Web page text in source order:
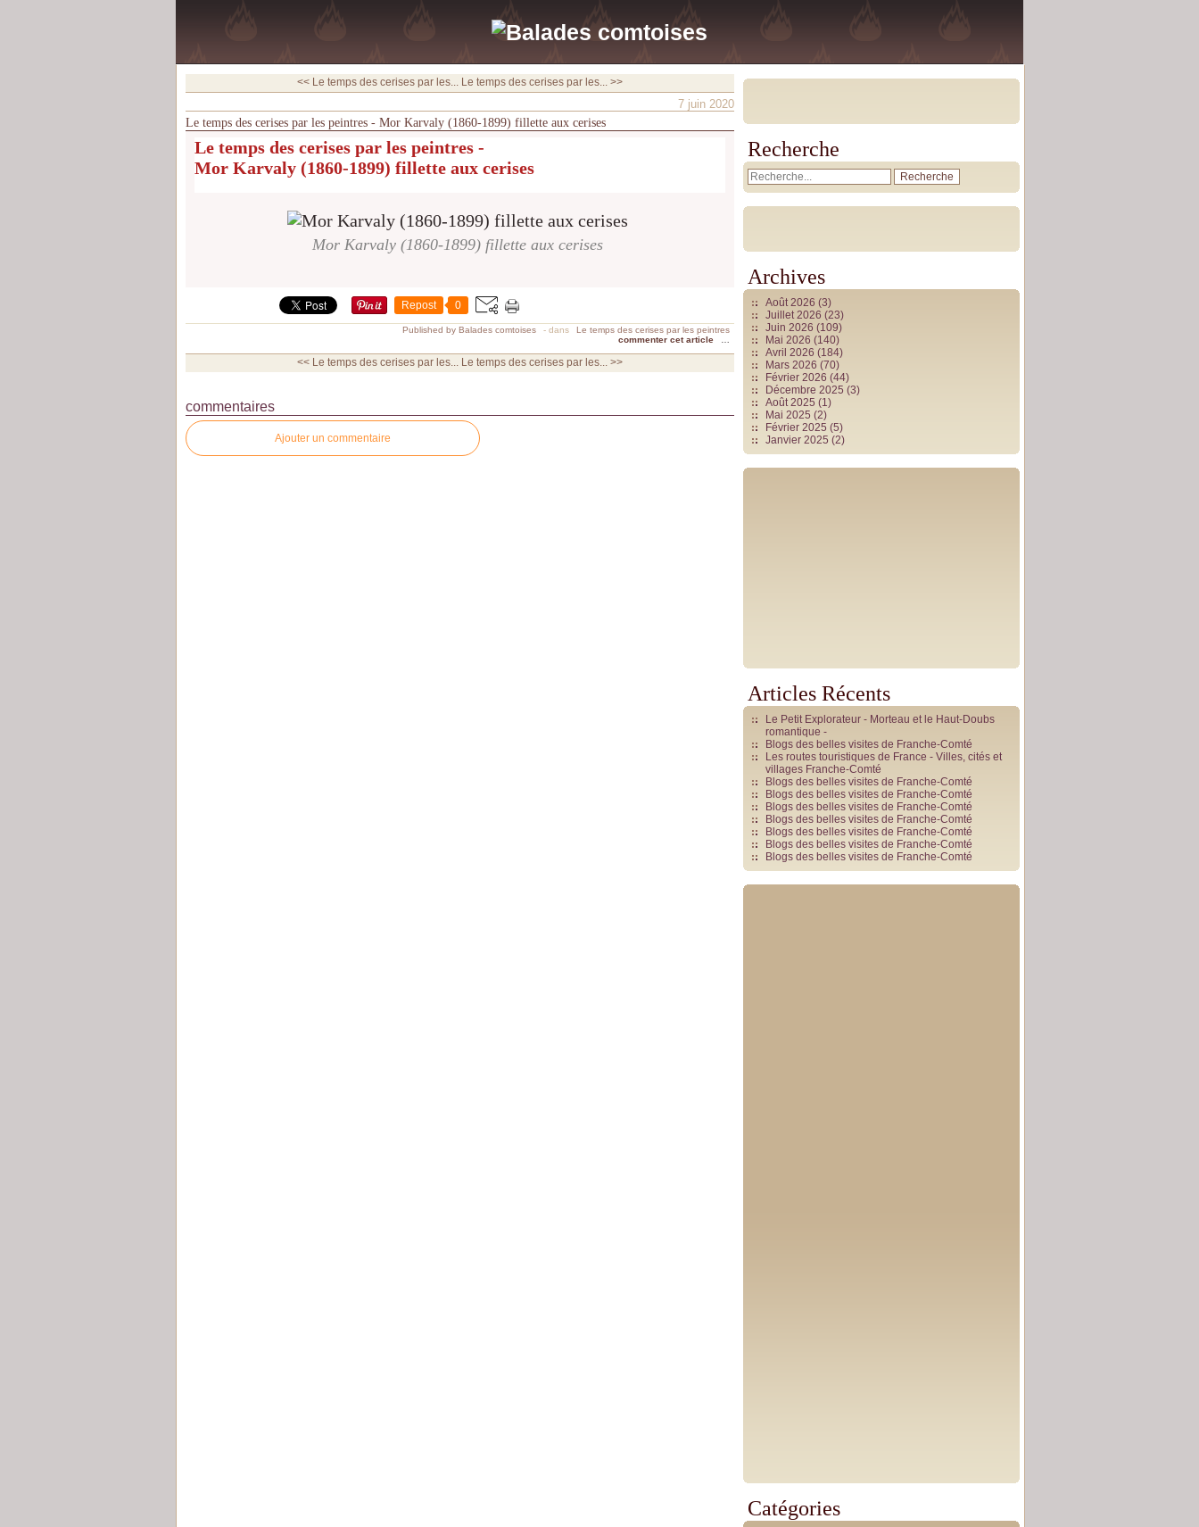
<< Le temps des cerises par les... Le temps des cerises par les... >>
7 juin 2020
Le temps des cerises par les peintres - Mor Karvaly (1860-1899) fillette aux cerises
Le temps des cerises par les peintres -
Mor Karvaly (1860-1899) fillette aux cerises
Mor Karvaly (1860-1899) fillette aux cerises
Repost 0
Published by Balades comtoises - dans
Le temps des cerises par les peintres
commenter cet article
<< Le temps des cerises par les... Le temps des cerises par les... >>
commentaires
Ajouter un commentaire
Recherche
Archives
Août 2026 (3)
Juillet 2026 (23)
Juin 2026 (109)
Mai 2026 (140)
Avril 2026 (184)
Mars 2026 (70)
Février 2026 (44)
Décembre 2025 (3)
Août 2025 (1)
Mai 2025 (2)
Février 2025 (5)
Janvier 2025 (2)
Articles Récents
Le Petit Explorateur - Morteau et le Haut-Doubs
romantique -
Blogs des belles visites de Franche-Comté
Les routes touristiques de France - Villes, cités et
villages Franche-Comté
Blogs des belles visites de Franche-Comté
Blogs des belles visites de Franche-Comté
Blogs des belles visites de Franche-Comté
Blogs des belles visites de Franche-Comté
Blogs des belles visites de Franche-Comté
Blogs des belles visites de Franche-Comté
Blogs des belles visites de Franche-Comté
Catégories